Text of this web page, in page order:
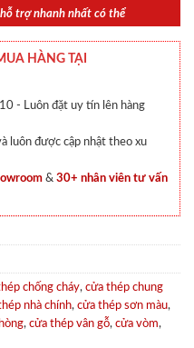
trợ nhanh nhất có thể
HÀNG TẠI
- Luôn đặt uy tín lên hàng
luôn được cập nhật theo xu
& 30+ nhân viên tư vấn
chống cháy, cửa thép chung
nhà chính, cửa thép sơn màu,
, cửa thép vân gỗ, cửa vòm,